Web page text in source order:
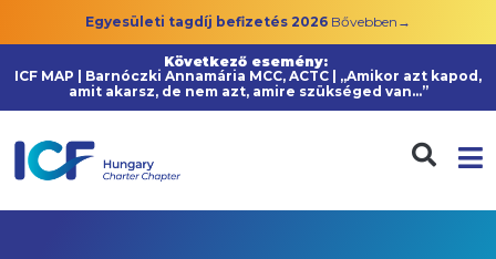
Egyesületi tagdíj befizetés 2026 Bővebben→
Következő esemény:
ICF MAP | Barnóczki Annamária MCC, ACTC | „Amikor azt kapod,
amit akarsz, de nem azt, amire szükséged van…”